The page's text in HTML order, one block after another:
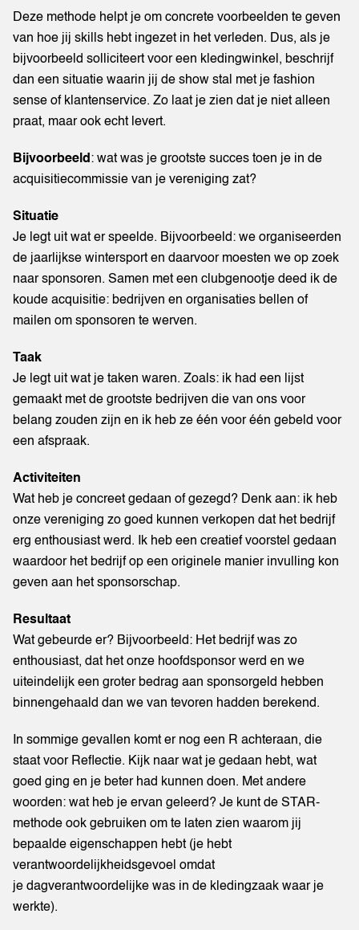
Deze methode helpt je om concrete voorbeelden te geven
van hoe jij skills hebt ingezet in het verleden. Dus, als je
bijvoorbeeld solliciteert voor een kledingwinkel, beschrijf
dan een situatie waarin jij de show stal met je fashion
sense of klantenservice. Zo laat je zien dat je niet alleen
praat, maar ook echt levert.
Bijvoorbeeld : wat was je grootste succes toen je in de
acquisitiecommissie van je vereniging zat?
Situatie
Je legt uit wat er speelde. Bijvoorbeeld: we organiseerden
de jaarlijkse wintersport en daarvoor moesten we op zoek
naar sponsoren. Samen met een clubgenootje deed ik de
koude acquisitie: bedrijven en organisaties bellen of
mailen om sponsoren te werven.
Taak
Je legt uit wat je taken waren. Zoals: ik had een lijst
gemaakt met de grootste bedrijven die van ons voor
belang zouden zijn en ik heb ze één voor één gebeld voor
een afspraak.
Activiteiten
Wat heb je concreet gedaan of gezegd? Denk aan: ik heb
onze vereniging zo goed kunnen verkopen dat het bedrijf
erg enthousiast werd. Ik heb een creatief voorstel gedaan
waardoor het bedrijf op een originele manier invulling kon
geven aan het sponsorschap.
Resultaat
Wat gebeurde er? Bijvoorbeeld: Het bedrijf was zo
enthousiast, dat het onze hoofdsponsor werd en we
uiteindelijk een groter bedrag aan sponsorgeld hebben
binnengehaald dan we van tevoren hadden berekend.
In sommige gevallen komt er nog een R achteraan, die
staat voor Reflectie. Kijk naar wat je gedaan hebt, wat
goed ging en je beter had kunnen doen. Met andere
woorden: wat heb je ervan geleerd? Je kunt de STAR-
methode ook gebruiken om te laten zien waarom jij
bepaalde eigenschappen hebt (je hebt
verantwoordelijkheidsgevoel omdat
je dagverantwoordelijke was in de kledingzaak waar je
werkte).